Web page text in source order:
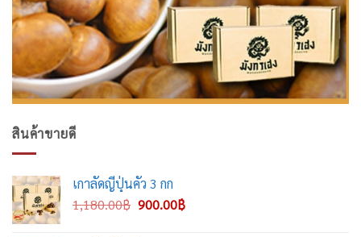
สินค้าขายดี
เกาลัดญี่ปุ่นคั่ว 3 กก
1,180.00฿ Original
900.00฿Current